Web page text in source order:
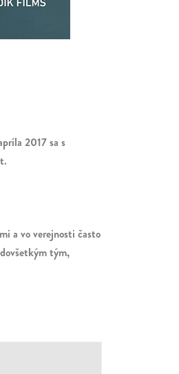
2017 sa s
a vo verejnosti často
tým,